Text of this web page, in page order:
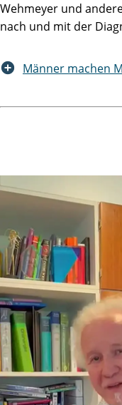
Wehmeyer und
nach und mit der
Männer machen